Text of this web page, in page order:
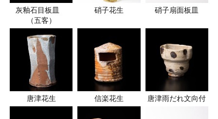
灰釉石目板皿
（五客）
硝子花生 硝子扇面板皿
唐津花生 信楽花生 唐津雨だれ文向付